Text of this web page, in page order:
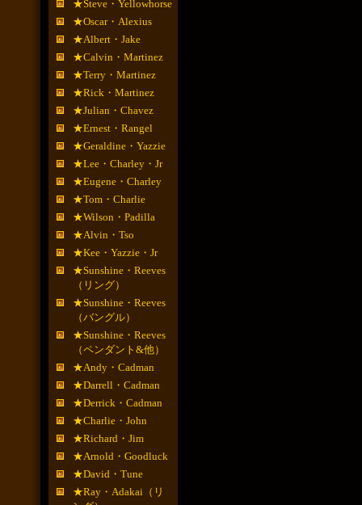
★Steve・Yellowhorse
★Oscar・Alexius
★Albert・Jake
★Calvin・Martinez
★Terry・Martinez
★Rick・Martinez
★Julian・Chavez
★Ernest・Rangel
★Geraldine・Yazzie
★Lee・Charley・Jr
★Eugene・Charley
★Tom・Charlie
★Wilson・Padilla
★Alvin・Tso
★Kee・Yazzie・Jr
★Sunshine・Reeves
（リング）
★Sunshine・Reeves
（バングル）
★Sunshine・Reeves
（ペンダント&他）
★Andy・Cadman
★Darrell・Cadman
★Derrick・Cadman
★Charlie・John
★Richard・Jim
★Arnold・Goodluck
★David・Tune
★Ray・Adakai（リ